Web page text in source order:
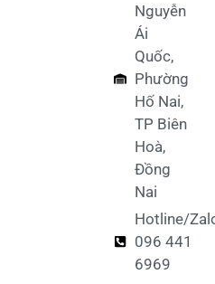
Nguyễn
Ái
Quốc,
Phường
Hố Nai,
TP Biên
Hoà,
Đồng
Nai
Hotline/
096 441
6969